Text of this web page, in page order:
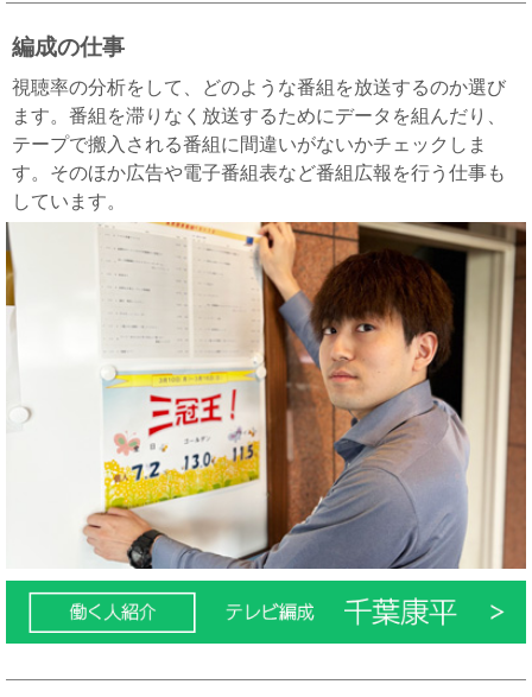
編成の仕事
視聴率の分析をして、どのような番組を放送するのか選び
ます。番組を滞りなく放送するためにデータを組んだり、
テープで搬入される番組に間違いがないかチェックしま
す。そのほか広告や電子番組表など番組広報を行う仕事も
しています。